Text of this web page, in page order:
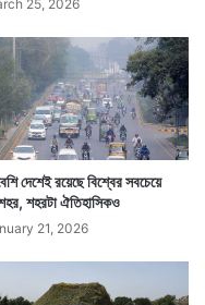
ভারী ৭০ বছরের শরিফের।
অ্যাসেম্বলিতে
পাকিস্তানের পরবর্তী
25, 2026
দেশেই রয়েছে বিশ্বের সবচেয়ে
শহরটা ঐতিহাসিকও
21, 2026